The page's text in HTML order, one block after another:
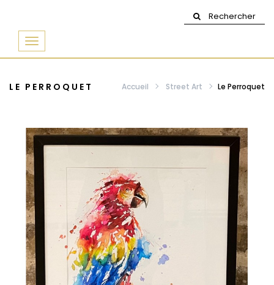
Rechercher
Basculer
la
LE PERROQUET Accueil Street Art Le Perroquet